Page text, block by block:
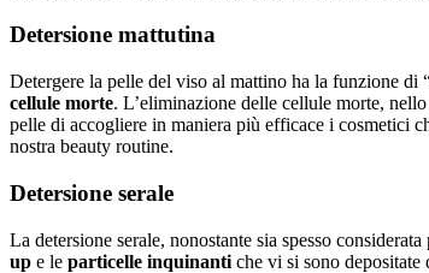
Detersione mattutina
Detergere la pelle del viso al mattino ha la funzione di
cellule morte. L’eliminazione delle cellule morte,
pelle di accogliere in maniera più efficace i cosmetici
nostra beauty routine.
Detersione serale
La detersione serale, nonostante sia spesso
up e le particelle inquinanti che vi si sono depositate